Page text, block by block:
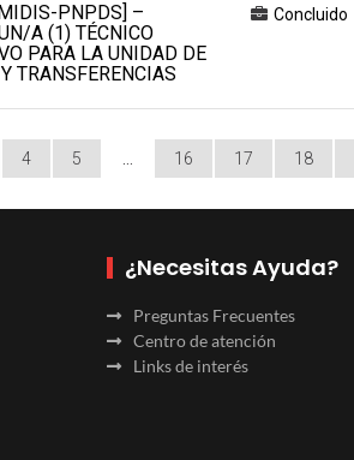
PNPDS] –
A (1) TÉCNICO
PARA LA UNIDAD DE
TRANSFERENCIAS
Concluido
4 5 16 17 18
¿Necesitas Ayuda?
Preguntas Frecuentes
Centro de atención
Links de interés